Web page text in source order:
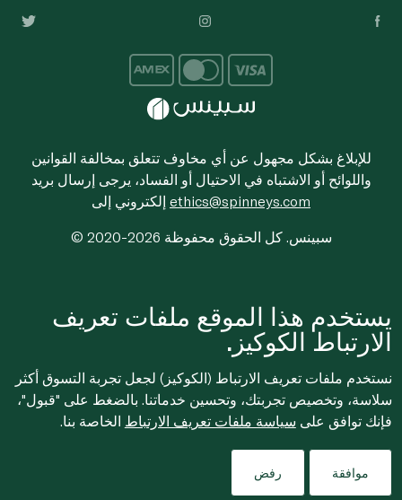
للإبلاغ بشكل مجهول عن أي مخاوف تتعلق بمخالفة القوانين
واللوائح أو الاشتباه في الاحتيال أو الفساد، يرجى إرسال بريد
ethics@spinneys.com
© 2020-2026 سبينس. كل الحقوق محفوظة
يستخدم هذا الموقع ملفات تعريف
الارتباط الكوكيز.
نستخدم ملفات تعريف الارتباط (الكوكيز) لجعل تجربة التسوق أكثر
سلاسة، وتخصيص تجربتك، وتحسين خدماتنا. بالضغط على "قبول"،
فإنك توافق على سياسة ملفات تعريف الارتباط الخاصة بنا.
موافقة رفض